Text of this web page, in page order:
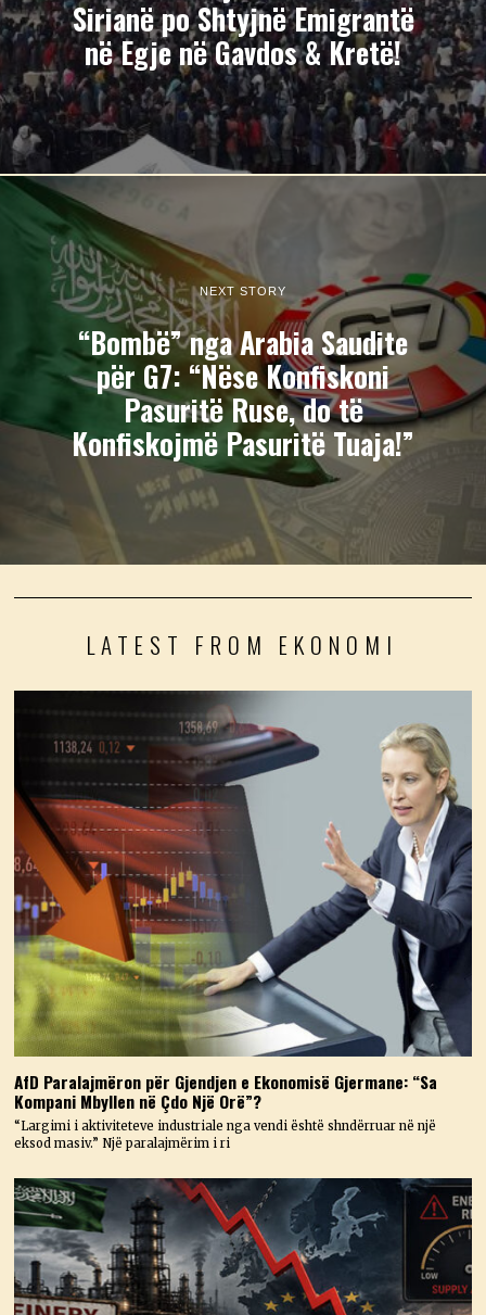
Sirianë po Shtyjnë Emigrantë
në Egje në Gavdos & Kretë!
NEXT STORY
“Bombë” nga Arabia Saudite
për G7: “Nëse Konfiskoni
Pasuritë Ruse, do të
Konfiskojmë Pasuritë Tuaja!”
LATEST FROM EKONOMI
AfD Paralajmëron për Gjendjen e Ekonomisë Gjermane: “Sa
Kompani Mbyllen në Çdo Një Orë”?
“Largimi i aktiviteteve industriale nga vendi është shndërruar në një
eksod masiv.” Një paralajmërim i ri